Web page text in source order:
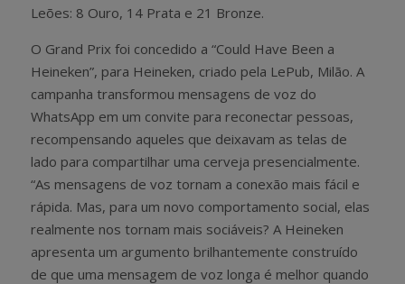
Leões: 8 Ouro, 14 Prata e 21 Bronze.
O Grand Prix foi concedido a “Could Have Been a
Heineken”, para Heineken, criado pela LePub, Milão. A
campanha transformou mensagens de voz do
WhatsApp em um convite para reconectar pessoas,
recompensando aqueles que deixavam as telas de
lado para compartilhar uma cerveja presencialmente.
“As mensagens de voz tornam a conexão mais fácil e
rápida. Mas, para um novo comportamento social, elas
realmente nos tornam mais sociáveis? A Heineken
apresenta um argumento brilhantemente construído
de que uma mensagem de voz longa é melhor quando